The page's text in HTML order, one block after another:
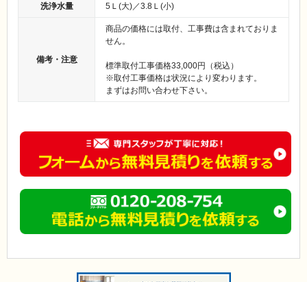
洗浄水量 5Ｌ(大)／3.8Ｌ(小)
備考・注意
商品の価格には取付、工事費は含まれておりま
せん。
標準取付工事価格33,000円（税込）
※取付工事価格は状況により変わります。
まずはお問い合わせ下さい。